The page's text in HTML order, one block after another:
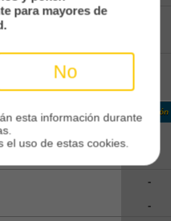
Clasificación
-
-
para mayores de
No
esta información durante
el uso de estas cookies.